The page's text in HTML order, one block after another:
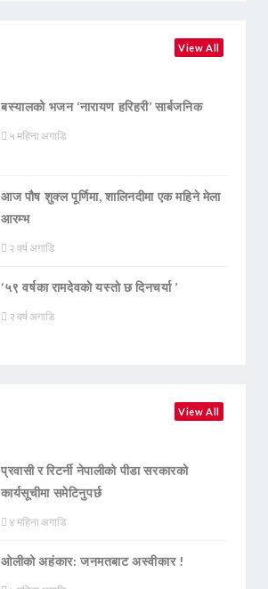
View All
बस्यालको भजन ‘नारायण हरिहरी’ सार्बजनिक
५ महिना अगाडि
आज पौष शुक्ल पूर्णिमा, शालिनदीमा एक महिने मेला
आरम्भ
२ वर्ष अगाडि
‘५९ वर्षका रामदेवकाे यस्ताे छ दिनचर्या ’
२ वर्ष अगाडि
View All
प्रवासी र रिटर्नी नेपालीको पीडा सरकारको
कार्यसूचीमा समेटिनुपर्छ
४ महिना अगाडि
ओलीको अहंकार: जनमतबाट अस्वीकार !